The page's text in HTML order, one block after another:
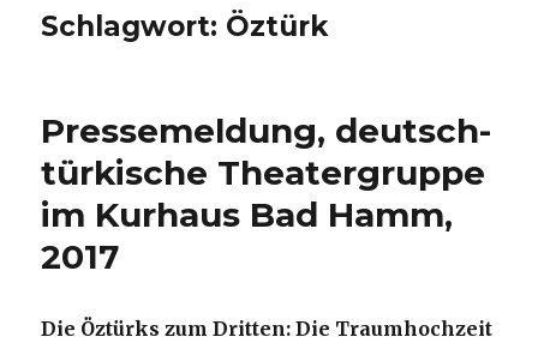
Schlagwort: Öztürk
Pressemeldung, deutsch-
türkische Theatergruppe
im Kurhaus Bad Hamm,
2017
Die Öztürks zum Dritten: Die Traumhochzeit